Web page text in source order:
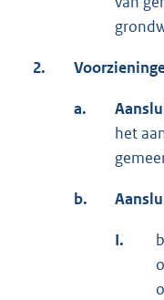
2.
a.
het
b.
I.